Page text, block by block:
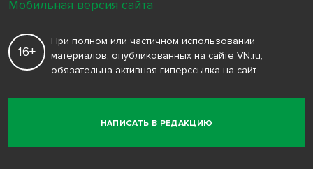
НАПИСАТЬ В РЕДАКЦИЮ
16+
При полном или частичном использовании
материалов, опубликованных на сайте VN.ru,
обязательна активная гиперссылка на сайт
Мобильная версия сайта